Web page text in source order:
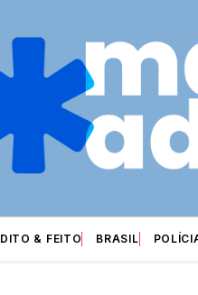
DITO & FEITO BRASIL